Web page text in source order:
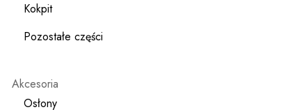
Kokpit
Pozostałe części
Akcesoria
Osłony